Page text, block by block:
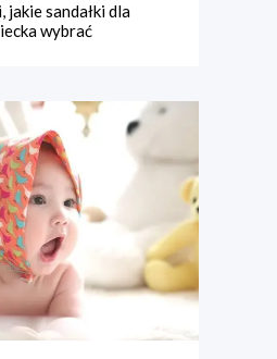
jakie sandałki dla
wybrać